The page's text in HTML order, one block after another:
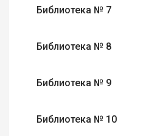
Библиотека № 7
Библиотека № 8
Библиотека № 9
Библиотека № 10